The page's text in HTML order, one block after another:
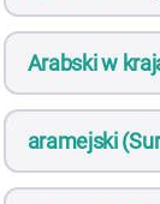
Arabski w
aramejski